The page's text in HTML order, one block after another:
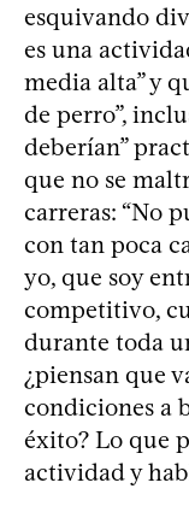
esquivando
es una
media alta” y
de perro”,
deberían”
que no se
carreras: “No
con tan poca
yo, que soy
competitivo,
durante toda
¿piensan que
condiciones a
éxito? Lo que
actividad y